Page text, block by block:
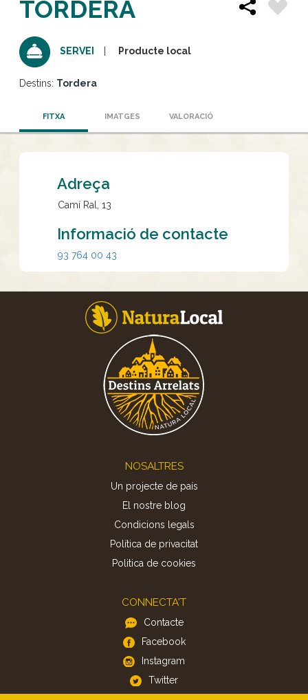
TORDERA
SERVEI Producte local
Destins: Tordera
FITXA IMATGES VALORACIÓ
Adreça
Camí Ral, 13
Informació de contacte
93 764 00 43
NOSALTRES
Un projecte de país
El nostre blog
Condicions legals
Política de privacitat
Politica de cookies
CONNECTA'T
Contacte
Facebook
Instagram
Twitter